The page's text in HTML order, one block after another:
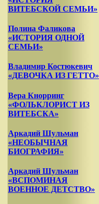
ВИТЕБСКОЙ СЕМЬИ»
Полина Фаликова
«ИСТОРИЯ ОДНОЙ
СЕМЬИ»
Владимир Костюкевич
«ДЕВОЧКА ИЗ ГЕТТО»
Вера Кнорринг
«ФОЛЬКЛОРИСТ ИЗ
ВИТЕБСКА»
Аркадий Шульман
«НЕОБЫЧНАЯ
БИОГРАФИЯ»
Аркадий Шульман
«ВСПОМИНАЯ
ВОЕННОЕ ДЕТСТВО»